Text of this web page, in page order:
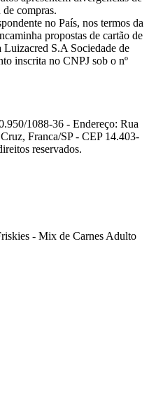
compras.
no País, nos termos da
propostas de cartão de
Luizacred S.A Sociedade de
inscrita no CNPJ sob o nº
1088-36 - Endereço: Rua
Franca/SP - CEP 14.403-
reservados.
- Mix de Carnes Adulto